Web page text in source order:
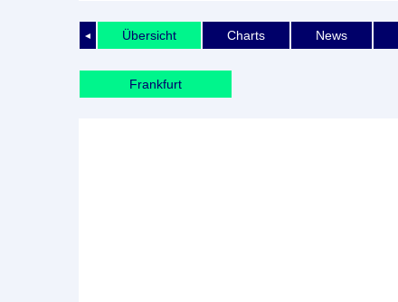
◄ Übersicht Charts News
Frankfurt